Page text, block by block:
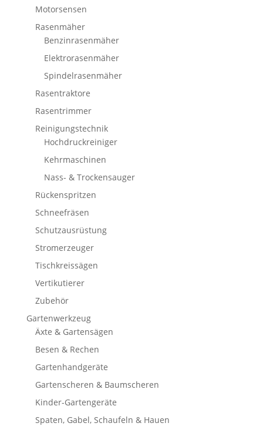
Motorsensen
Rasenmäher
Benzinrasenmäher
Elektrorasenmäher
Spindelrasenmäher
Rasentraktore
Rasentrimmer
Reinigungstechnik
Hochdruckreiniger
Kehrmaschinen
Nass- & Trockensauger
Rückenspritzen
Schneefräsen
Schutzausrüstung
Stromerzeuger
Tischkreissägen
Vertikutierer
Zubehör
Gartenwerkzeug
Äxte & Gartensägen
Besen & Rechen
Gartenhandgeräte
Gartenscheren & Baumscheren
Kinder-Gartengeräte
Spaten, Gabel, Schaufeln & Hauen